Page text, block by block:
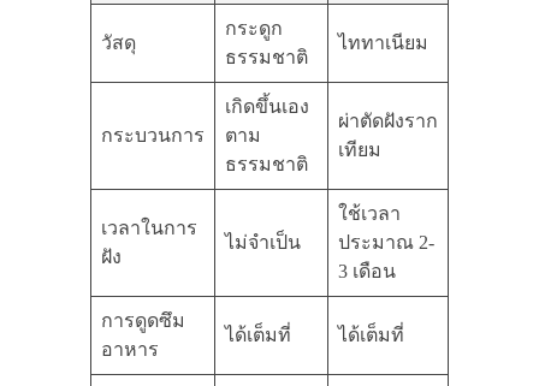
วัสดุ
กระดูก
ธรรมชาติ
ไททาเนียม
กระบวนการ
เกิดขึ้นเอง
ตาม
ธรรมชาติ
ผ่าตัดฝังราก
เทียม
เวลาในการ
ฝัง
ไม่จำเป็น
ใช้เวลา
ประมาณ 2-
3 เดือน
การดูดซึม
อาหาร
ได้เต็มที่ ได้เต็มที่